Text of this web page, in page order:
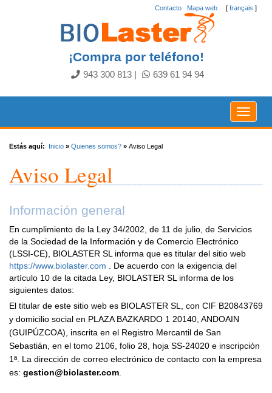
[ français ]
Contacto Mapa web
¡Compra por teléfono!
943 300 813 639 61 94 94
Toggle
Estás aquí: Inicio » Quienes somos? » Aviso Legal
Aviso Legal
Información general
En cumplimiento de la Ley 34/2002, de 11 de julio, de Servicios
de la Sociedad de la Información y de Comercio Electrónico
(LSSI-CE), BIOLASTER SL informa que es titular del sitio web
https://www.biolaster.com . De acuerdo con la exigencia del
artículo 10 de la citada Ley, BIOLASTER SL informa de los
siguientes datos:
El titular de este sitio web es BIOLASTER SL, con CIF B20843769
y domicilio social en PLAZA BAZKARDO 1 20140, ANDOAIN
(GUIPÚZCOA), inscrita en el Registro Mercantil de San
Sebastián, en el tomo 2106, folio 28, hoja SS-24020 e inscripción
1ª. La dirección de correo electrónico de contacto con la empresa
es: gestion@biolaster.com